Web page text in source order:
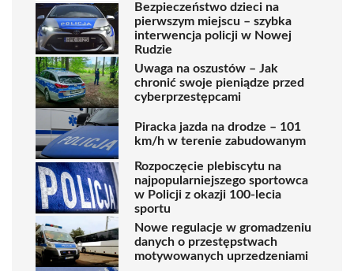
Bezpieczeństwo dzieci na
pierwszym miejscu – szybka
interwencja policji w Nowej
Rudzie
Uwaga na oszustów – Jak
chronić swoje pieniądze przed
cyberprzestępcami
Piracka jazda na drodze – 101
km/h w terenie zabudowanym
Rozpoczęcie plebiscytu na
najpopularniejszego sportowca
w Policji z okazji 100-lecia
sportu
Nowe regulacje w gromadzeniu
danych o przestępstwach
motywowanych uprzedzeniami